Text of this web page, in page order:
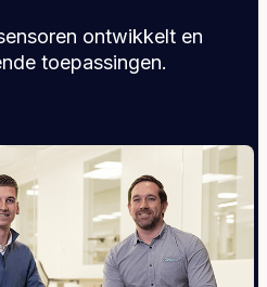
ontwikkelt en
toepassingen.